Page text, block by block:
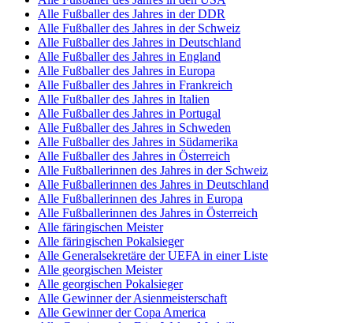
Alle Fußballer des Jahres in der DDR
Alle Fußballer des Jahres in der Schweiz
Alle Fußballer des Jahres in Deutschland
Alle Fußballer des Jahres in England
Alle Fußballer des Jahres in Europa
Alle Fußballer des Jahres in Frankreich
Alle Fußballer des Jahres in Italien
Alle Fußballer des Jahres in Portugal
Alle Fußballer des Jahres in Schweden
Alle Fußballer des Jahres in Südamerika
Alle Fußballer des Jahres in Österreich
Alle Fußballerinnen des Jahres in der Schweiz
Alle Fußballerinnen des Jahres in Deutschland
Alle Fußballerinnen des Jahres in Europa
Alle Fußballerinnen des Jahres in Österreich
Alle färingischen Meister
Alle färingischen Pokalsieger
Alle Generalsekretäre der UEFA in einer Liste
Alle georgischen Meister
Alle georgischen Pokalsieger
Alle Gewinner der Asienmeisterschaft
Alle Gewinner der Copa America